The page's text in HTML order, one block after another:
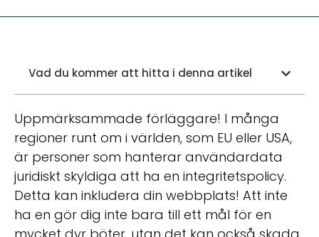
Vad du kommer att hitta i denna artikel
Uppmärksammade förläggare! I många
regioner runt om i världen, som EU eller USA,
är personer som hanterar användardata
juridiskt skyldiga att ha en integritetspolicy.
Detta kan inkludera din webbplats! Att inte
ha en gör dig inte bara till ett mål för en